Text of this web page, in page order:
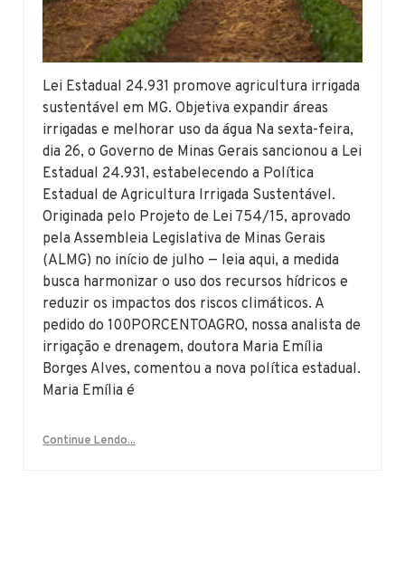
Lei Estadual 24.931 promove agricultura irrigada
sustentável em MG. Objetiva expandir áreas
irrigadas e melhorar uso da água Na sexta-feira,
dia 26, o Governo de Minas Gerais sancionou a Lei
Estadual 24.931, estabelecendo a Política
Estadual de Agricultura Irrigada Sustentável.
Originada pelo Projeto de Lei 754/15, aprovado
pela Assembleia Legislativa de Minas Gerais
(ALMG) no início de julho — leia aqui, a medida
busca harmonizar o uso dos recursos hídricos e
reduzir os impactos dos riscos climáticos. A
pedido do 100PORCENTOAGRO, nossa analista de
irrigação e drenagem, doutora Maria Emília
Borges Alves, comentou a nova política estadual.
Maria Emília é
Continue Lendo...